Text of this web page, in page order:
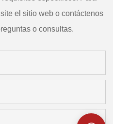
el sitio web o contáctenos
o consultas.